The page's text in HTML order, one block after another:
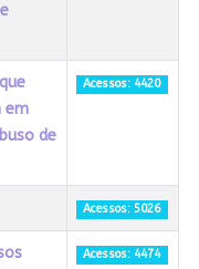
em
de
Acessos: 4420
Acessos: 5026
Acessos: 4474